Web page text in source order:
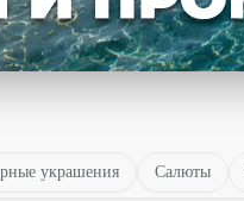
украшения Салюты